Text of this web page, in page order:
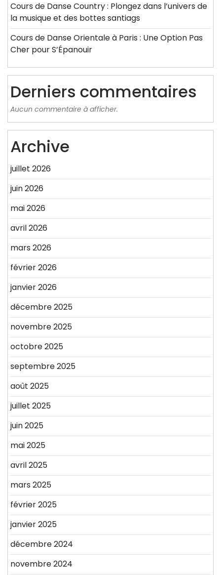
Cours de Danse Country : Plongez dans l’univers de
la musique et des bottes santiags
Cours de Danse Orientale à Paris : Une Option Pas
Cher pour S’Épanouir
Derniers commentaires
Aucun commentaire à afficher.
Archive
juillet 2026
juin 2026
mai 2026
avril 2026
mars 2026
février 2026
janvier 2026
décembre 2025
novembre 2025
octobre 2025
septembre 2025
août 2025
juillet 2025
juin 2025
mai 2025
avril 2025
mars 2025
février 2025
janvier 2025
décembre 2024
novembre 2024